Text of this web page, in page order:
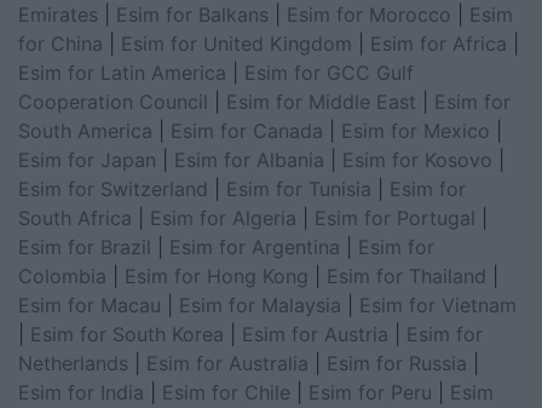
Emirates
Esim for Balkans Esim for Morocco
Esim
for China
Esim for United Kingdom Esim for Africa
Esim for Latin America
Esim for GCC Gulf
Cooperation Council
Esim for Middle East
Esim for
South America
Esim for Canada Esim for Mexico
Esim for Japan
Esim for Albania Esim for Kosovo
Esim for Switzerland
Esim for Tunisia
Esim for
South Africa
Esim for Algeria Esim for Portugal
Esim for Brazil
Esim for Argentina
Esim for
Colombia
Esim for Hong Kong Esim for Thailand
Esim for Macau
Esim for Malaysia
Esim for Vietnam
Esim for South Korea Esim for Austria
Esim for
Netherlands
Esim for Australia Esim for Russia
Esim for India
Esim for Chile Esim for Peru
Esim